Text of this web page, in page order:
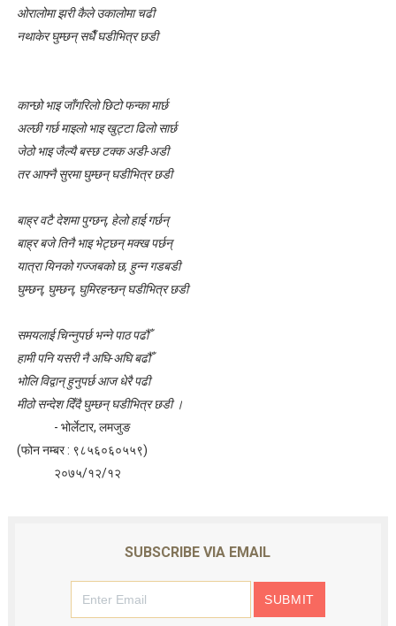
लघुकथा : गुलियो माया
बालकविता: तीज आयो तीजमा
तीजको दर (लघुकथा)
औँलाको गीत (बालगीत)
ओरालोमा झरी कैले उकालोमा चढी
नथाकेर घुम्छन् सधैँ घडीभित्र छडी
कान्छो भाइ जाँगरिलो छिटो फन्का मार्छ
अल्छी गर्छ माइलो भाइ खुट्टा ढिलो सार्छ
जेठो भाइ जैल्यै बस्छ टक्क अडी-अडी
तर आफ्नै सुरमा घुम्छन् घडीभित्र छडी
बाह्र वटै देशमा पुग्छन्, हेलो हाई गर्छन्
बाह्र बजे तिनै भाइ भेट्छन् मक्ख पर्छन्
यात्रा यिनको गज्जबको छ, हुन्न गडबडी
घुम्छन्, घुम्छन्, घुमिरहन्छन् घडीभित्र छडी
समयलाई चिन्नुपर्छ भन्ने पाठ पढौँ
हामी पनि यसरी नै अघि-अघि बढौँ
भोलि विद्वान् हुनुपर्छ आज धेरै पढी
मीठो सन्देश दिँदै घुम्छन् घडीभित्र छडी ।
- भोर्लेटार, लमजुङ
(फोन नम्बर : ९८५६०६०५५९)
२०७५/१२/१२
SUBSCRIBE VIA EMAIL